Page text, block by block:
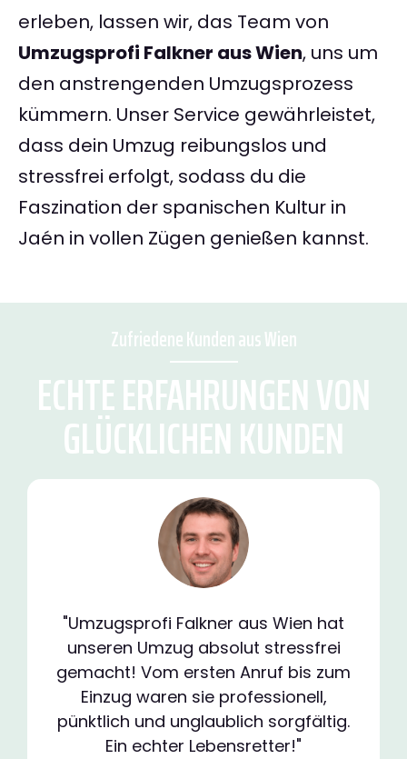
erleben, lassen wir, das Team von
Umzugsprofi Falkner aus Wien, uns um
den anstrengenden Umzugsprozess
kümmern. Unser Service gewährleistet,
dass dein Umzug reibungslos und
stressfrei erfolgt, sodass du die
Faszination der spanischen Kultur in
Jaén in vollen Zügen genießen kannst.
Zufriedene Kunden aus Wien
ECHTE ERFAHRUNGEN VON
GLÜCKLICHEN KUNDEN
"Umzugsprofi Falkner aus Wien hat
unseren Umzug absolut stressfrei
gemacht! Vom ersten Anruf bis zum
Einzug waren sie professionell,
pünktlich und unglaublich sorgfältig.
Ein echter Lebensretter!"